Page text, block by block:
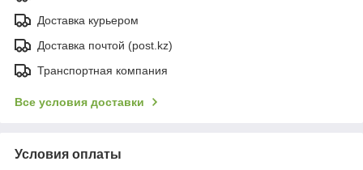
Доставка курьером
Доставка почтой (post.kz)
Транспортная компания
Все условия доставки
Условия оплаты